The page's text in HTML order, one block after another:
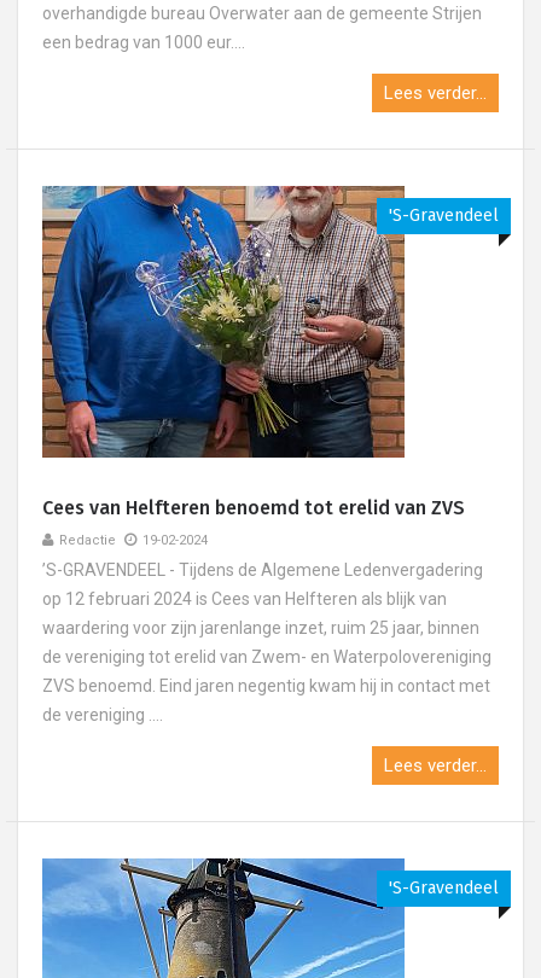
overhandigde bureau Overwater aan de gemeente Strijen
een bedrag van 1000 eur....
Lees verder...
's-Gravendeel
Cees van Helfteren benoemd tot erelid van ZVS
Redactie 19-02-2024
’S-GRAVENDEEL - Tijdens de Algemene Ledenvergadering
op 12 februari 2024 is Cees van Helfteren als blijk van
waardering voor zijn jarenlange inzet, ruim 25 jaar, binnen
de vereniging tot erelid van Zwem- en Waterpolovereniging
ZVS benoemd. Eind jaren negentig kwam hij in contact met
de vereniging ....
Lees verder...
's-Gravendeel